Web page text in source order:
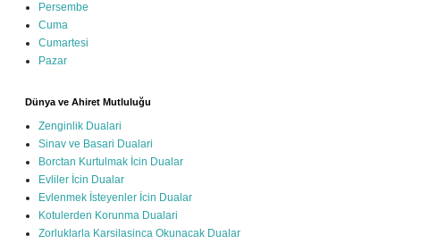
Persembe
Cuma
Cumartesi
Pazar
Dünya ve Ahiret Mutluluğu
Zenginlik Dualari
Sinav ve Basari Dualari
Borctan Kurtulmak İcin Dualar
Evliler İcin Dualar
Evlenmek İsteyenler İcin Dualar
Kotulerden Korunma Dualari
Zorluklarla Karsilasinca Okunacak Dualar